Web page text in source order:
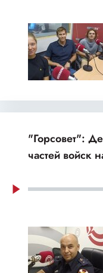
"Горсовет":
частей войск